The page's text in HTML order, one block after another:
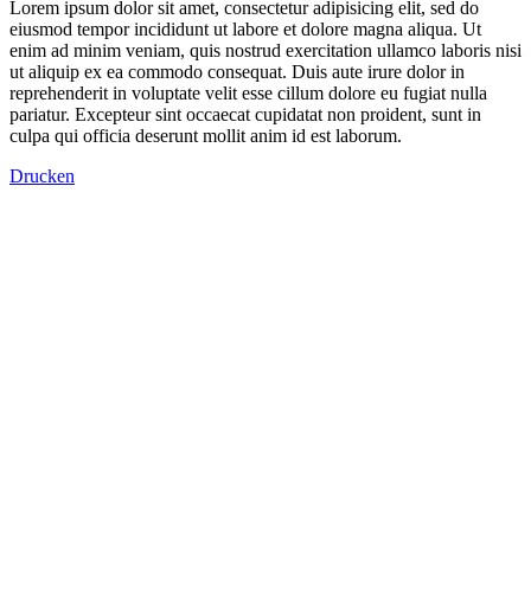
Lorem ipsum dolor sit amet, consectetur adipisicing elit, sed do
eiusmod tempor incididunt ut labore et dolore magna aliqua. Ut
enim ad minim veniam, quis nostrud exercitation ullamco laboris nisi
ut aliquip ex ea commodo consequat. Duis aute irure dolor in
reprehenderit in voluptate velit esse cillum dolore eu fugiat nulla
pariatur. Excepteur sint occaecat cupidatat non proident, sunt in
culpa qui officia deserunt mollit anim id est laborum.
Drucken